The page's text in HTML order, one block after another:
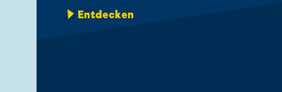
Entdecken